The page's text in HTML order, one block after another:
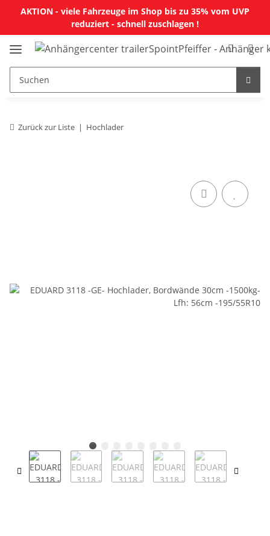
AKTION - viele Fahrzeuge im Shop bis zu 35% vom UVP
reduziert - schnell zuschlagen !
Zurück zur Liste Hochlader